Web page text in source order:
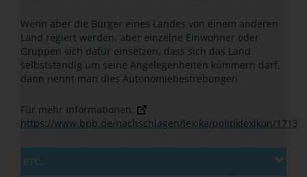
Wenn aber die Bürger eines Landes von einem anderen
Land regiert werden, aber einzelne Einwohner oder
Gruppen sich dafür einsetzen, dass sich das Land
selbstständig um seine Angelegenheiten kümmern darf,
dann nennt man dies Autonomiebestrebungen.
Für mehr Informationen:
https://www.bpb.de/nachschlagen/lexika/politiklexikon/
ETC.